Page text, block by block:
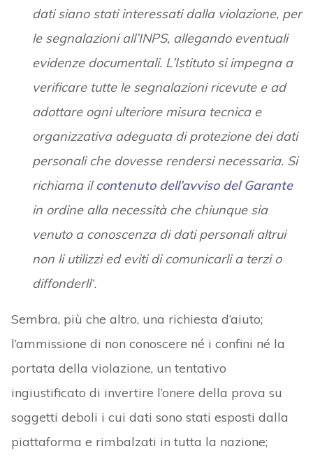
dati siano stati interessati dalla violazione, per
le segnalazioni all’INPS, allegando eventuali
evidenze documentali. L’Istituto si impegna a
verificare tutte le segnalazioni ricevute e ad
adottare ogni ulteriore misura tecnica e
organizzativa adeguata di protezione dei dati
personali che dovesse rendersi necessaria. Si
richiama ilcontenuto dell’avviso del Garante
in ordine alla necessità che chiunque sia
venuto a conoscenza di dati personali altrui
non li utilizzi ed eviti di comunicarli a terzi o
diffonderli”.
Sembra, più che altro, una richiesta d’aiuto;
l’ammissione di non conoscere né i confini né la
portata della violazione, un tentativo
ingiustificato di invertire l’onere della prova su
soggetti deboli i cui dati sono stati esposti dalla
piattaforma e rimbalzati in tutta la nazione;